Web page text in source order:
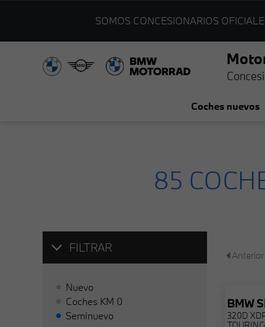
SOMOS CONCESIONARIOS
Coches nuevos
85
FILTRAR
Nuevo
Seminuevo
Coches KM 0
Anterior
BMW
320D